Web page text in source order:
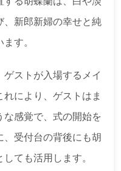
、新郎新婦の幸せと純
す。
ストが入場するメイ
により、ゲストはま
感覚で、式の開始を
受付台の背後にも胡
ても活用します。